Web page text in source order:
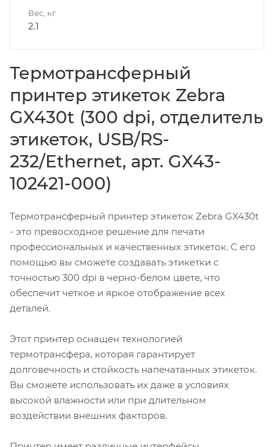
Вес, кг
2.1
Термотрансферный
принтер этикеток Zebra
GX430t (300 dpi, отделитель
этикеток, USB/RS-
232/Ethernet, арт. GX43-
102421-000)
Термотрансферный принтер этикеток Zebra GX430t
- это превосходное решение для печати
профессиональных и качественных этикеток. С его
помощью вы сможете создавать этикетки с
точностью 300 dpi в черно-белом цвете, что
обеспечит четкое и яркое отображение всех
деталей.
Этот принтер оснащен технологией
термотрансфера, которая гарантирует
долговечность и стойкость напечатанных этикеток.
Вы сможете использовать их даже в условиях
высокой влажности или при длительном
воздействии внешних факторов.